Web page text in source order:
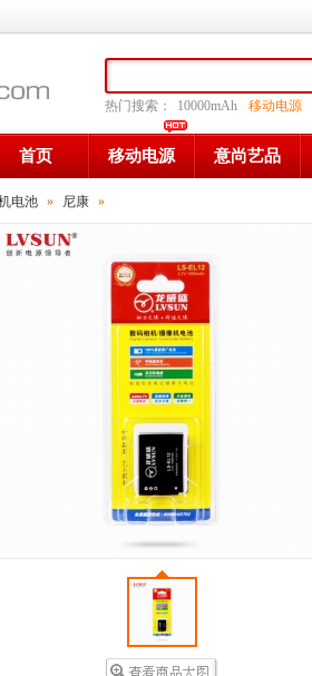
热门搜索：
10000mAh 移动电源
首页 移动电源 意尚艺品
电池 » 尼康 »